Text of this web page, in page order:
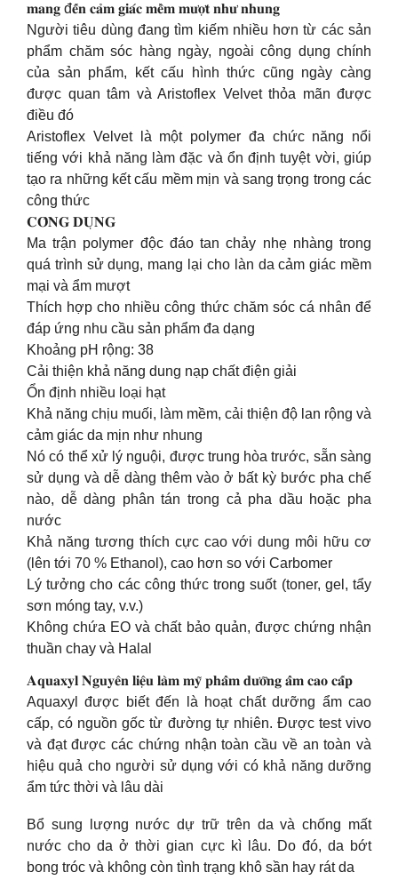
𝐦𝐚𝐧𝐠 đ𝐞̂́𝐧 𝐜𝐚̉𝐦 𝐠𝐢𝐚́𝐜 𝐦𝐞̂̀𝐦 𝐦𝐮̛𝐨̛̣𝐭 𝐧𝐡𝐮̛ 𝐧𝐡𝐮𝐧𝐠
Người tiêu dùng đang tìm kiếm nhiều hơn từ các sản
phẩm chăm sóc hàng ngày, ngoài công dụng chính
của sản phẩm, kết cấu hình thức cũng ngày càng
được quan tâm và Aristoflex Velvet thỏa mãn được
điều đó
Aristoflex Velvet là một polymer đa chức năng nổi
tiếng với khả năng làm đặc và ổn định tuyệt vời, giúp
tạo ra những kết cấu mềm mịn và sang trọng trong các
công thức
𝐂𝐎̂𝐍𝐆 𝐃𝐔̣𝐍𝐆
Ma trận polymer độc đáo tan chảy nhẹ nhàng trong
quá trình sử dụng, mang lại cho làn da cảm giác mềm
mại và ẩm mượt
Thích hợp cho nhiều công thức chăm sóc cá nhân để
đáp ứng nhu cầu sản phẩm đa dạng
Khoảng pH rộng: 38
Cải thiện khả năng dung nạp chất điện giải
Ổn định nhiều loại hạt
Khả năng chịu muối, làm mềm, cải thiện độ lan rộng và
cảm giác da mịn như nhung
Nó có thể xử lý nguội, được trung hòa trước, sẵn sàng
sử dụng và dễ dàng thêm vào ở bất kỳ bước pha chế
nào, dễ dàng phân tán trong cả pha dầu hoặc pha
nước
Khả năng tương thích cực cao với dung môi hữu cơ
(lên tới 70 % Ethanol), cao hơn so với Carbomer
Lý tưởng cho các công thức trong suốt (toner, gel, tẩy
sơn móng tay, v.v.)
Không chứa EO và chất bảo quản, được chứng nhận
thuần chay và Halal
𝐀𝐪𝐮𝐚𝐱𝐲𝐥 𝐍𝐠𝐮𝐲𝐞̂𝐧 𝐥𝐢𝐞̣̂𝐮 𝐥𝐚̀𝐦 𝐦𝐲̃ 𝐩𝐡𝐚̂̉𝐦 𝐝𝐮̛𝐨̛̃𝐧𝐠 𝐚̂̉𝐦 𝐜𝐚𝐨 𝐜𝐚̂́𝐩
Aquaxyl được biết đến là hoạt chất dưỡng ẩm cao
cấp, có nguồn gốc từ đường tự nhiên. Được test vivo
và đạt được các chứng nhận toàn cầu về an toàn và
hiệu quả cho người sử dụng với có khả năng dưỡng
ẩm tức thời và lâu dài
Bổ sung lượng nước dự trữ trên da và chống mất
nước cho da ở thời gian cực kì lâu. Do đó, da bớt
bong tróc và không còn tình trạng khô sần hay rát da